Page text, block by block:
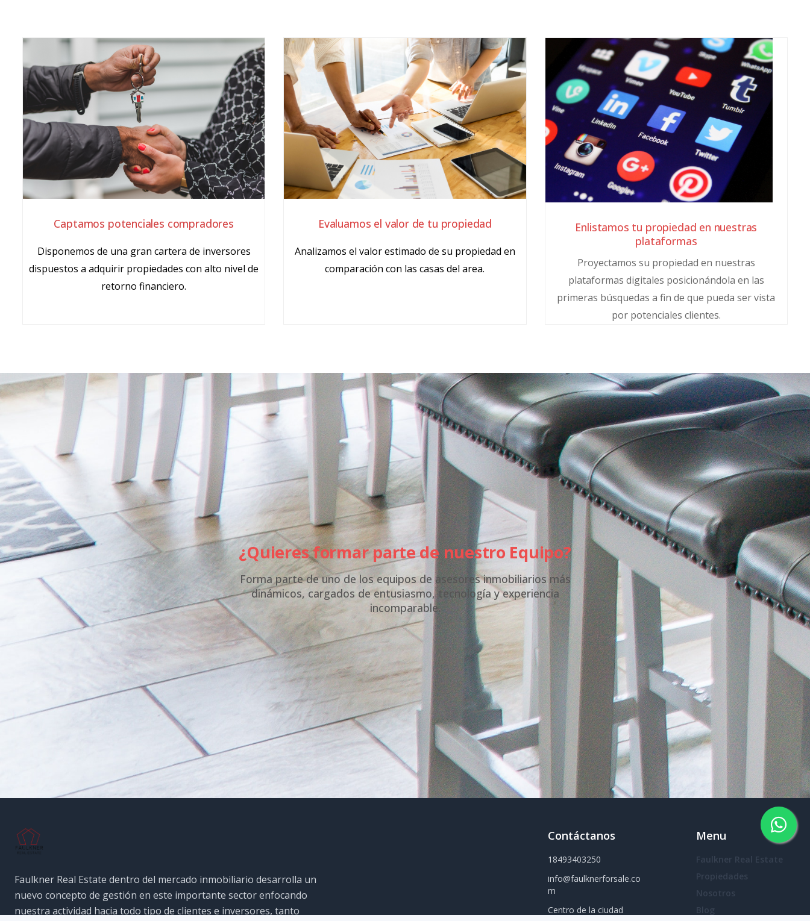
Captamos potenciales compradores
Disponemos de una gran cartera de inversores
dispuestos a adquirir propiedades con alto nivel de
retorno financiero.
Evaluamos el valor de tu propiedad
Analizamos el valor estimado de su propiedad en
comparación con las casas del area.
Enlistamos tu propiedad en nuestras
plataformas
Proyectamos su propiedad en nuestras
plataformas digitales posicionándola en las
primeras búsquedas a fin de que pueda ser vista
por potenciales clientes.
¿Quieres formar parte de nuestro Equipo?
Forma parte de uno de los equipos de asesores inmobiliarios más
dinámicos, cargados de entusiasmo, tecnología y experiencia
incomparable.
Faulkner Real Estate dentro del mercado inmobiliario desarrolla un
nuevo concepto de gestión en este importante sector enfocando
nuestra actividad hacia todo tipo de clientes e inversores, tanto
Contáctanos
18493403250
info@faulknerforsale.co
m
Centro de la ciudad
Menu
Faulkner Real Estate
Propiedades
Nosotros
Blog